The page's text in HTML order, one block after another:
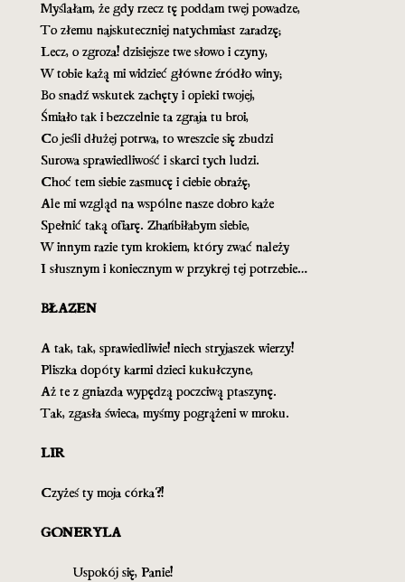
Myślałam, że gdy rzecz tę poddam twej powadze,
To złemu najskuteczniej natychmiast zaradzę;
Lecz, o zgroza! dzisiejsze twe słowo i czyny,
W tobie każą mi widzieć główne źródło winy;
Bo snadź wskutek zachęty i opieki twojej,
Śmiało tak i bezczelnie ta zgraja tu broi,
Co jeśli dłużej potrwa, to wreszcie się zbudzi
Surowa sprawiedliwość i skarci tych ludzi.
Choć tem siebie zasmucę i ciebie obrażę,
Ale mi wzgląd na wspólne nasze dobro każe
Spełnić taką ofiarę. Zhańbiłabym siebie,
W innym razie tym krokiem, który zwać należy
I słusznym i koniecznym w przykrej tej potrzebie…
BŁAZEN
A tak, tak, sprawiedliwie! niech stryjaszek wierzy!
Pliszka dopóty karmi dzieci kukułczyne,
Aż te z gniazda wypędzą poczciwą ptaszynę.
Tak, zgasła świeca, myśmy pogrążeni w mroku.
LIR
Czyżeś ty moja córka?!
GONERYLA
Uspokój się, Panie!